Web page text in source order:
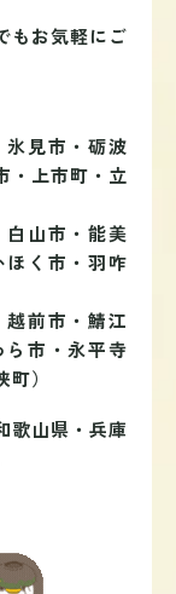
もお気軽にご
見市・砺波
・上市町・立
山市・能美
く市・羽咋
前市・鯖江
市・永平寺
）
歌山県・兵庫